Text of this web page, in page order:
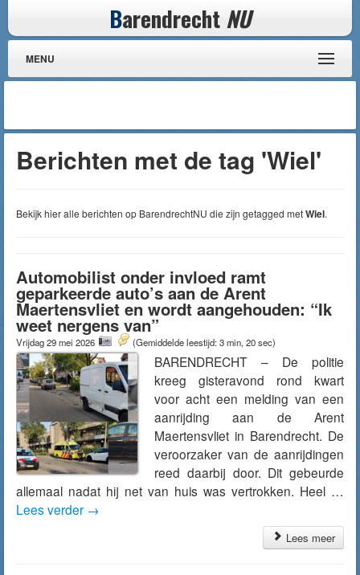
Barendrecht NU
MENU
Berichten met de tag 'Wiel'
Bekijk hier alle berichten op BarendrechtNU die zijn getagged metWiel.
Automobilist onder invloed ramt
geparkeerde auto’s aan de Arent
Maertensvliet en wordt aangehouden: “Ik
weet nergens van”
Vrijdag 29 mei 2026 (Gemiddelde leestijd: 3 min, 20 sec)
BARENDRECHT – De politie
kreeg gisteravond rond kwart
voor acht een melding van een
aanrijding aan de Arent
Maertensvliet in Barendrecht. De
veroorzaker van de aanrijdingen
reed daarbij door. Dit gebeurde
allemaal nadat hij net van huis was vertrokken. Heel …
Lees verder →
Lees meer